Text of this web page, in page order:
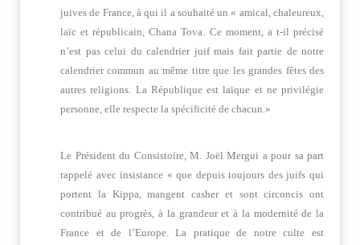
juives de France, à qui il a souhaité un « amical, chaleureux,
laïc et républicain, Chana Tova. Ce moment, a t-il précisé
n’est pas celui du calendrier juif mais fait partie de notre
calendrier commun au même titre que les grandes fêtes des
autres religions. La République est laïque et ne privilégie
personne, elle respecte la spécificité de chacun.»
Le Président du Consistoire, M. Joël Mergui a pour sa part
rappelé avec insistance « que depuis toujours des juifs qui
portent la Kippa, mangent casher et sont circoncis ont
contribué au progrès, à la grandeur et à la modernité de la
France et de l’Europe. La pratique de notre culte est